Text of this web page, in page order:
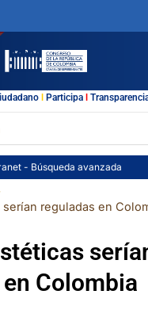
l Participal
- Búsqueda avanzada
reguladas en
Colombia